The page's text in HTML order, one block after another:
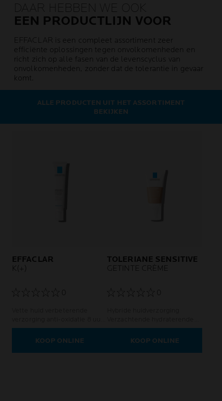
DAAR HEBBEN WE OOK
EEN PRODUCTLIJN VOOR
EFFACLAR is een compleet assortiment zeer
efficiënte oplossingen tegen onvolkomenheden en
richt zich op alle fasen van de levenscyclus van
onvolkomenheden, zonder dat de tolerantie in gevaar
komt.
ALLE PRODUCTEN UIT HET ASSORTIMENT
BEKIJKEN
EFFACLAR
K(+)
0
anti-talg gezichtsverzorging
tegen mee-eters
KOOP ONLINE
TOLERIANE SENSITIVE
GETINTE CRÈME
0
crème die de teint corrigeert
Voor een gevoelige huid.
KOOP ONLINE